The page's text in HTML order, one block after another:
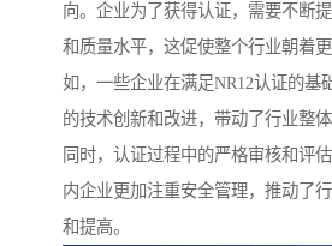
向。企业为了获得认证，需要不断
和质量水平，这促使整个行业朝着
如，一些企业在满足NR12认证的基
的技术创新和改进，带动了行业整体
同时，认证过程中的严格审核和评
内企业更加注重安全管理，推动了
和提高。